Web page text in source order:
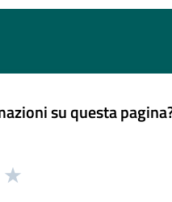
su questa